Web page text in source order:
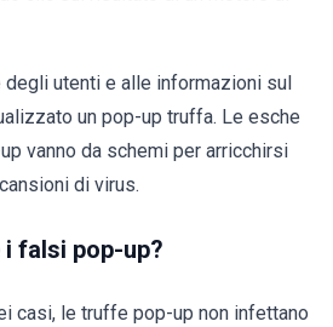
degli utenti e alle informazioni sul
un pop-up truffa. Le esche
vanno da schemi per arricchirsi
di virus.
falsi pop-up?
casi, le truffe pop-up non infettano